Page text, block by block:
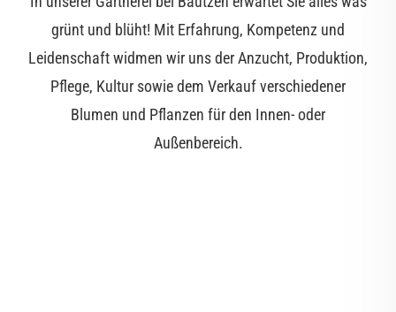
grünt und blüht! Mit Erfahrung, Kompetenz und
Leidenschaft widmen wir uns der Anzucht, Produktion,
Pflege, Kultur sowie dem Verkauf verschiedener
Blumen und Pflanzen für den Innen- oder
Außenbereich.